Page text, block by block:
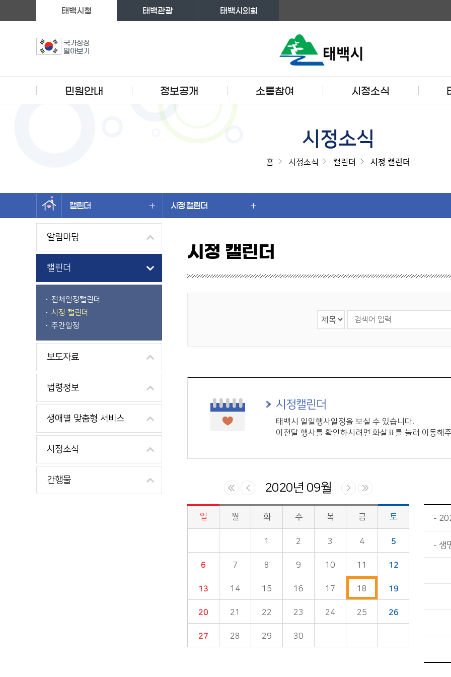
국가상징
알아보기
태백시청 태백관광 태백시의회
민원안내 정보공개 소통참여 시정소식
시정소식
홈 시정소식 캘린더 시정 캘린더
캘린더 시정 캘린더
왼쪽메뉴
알림마당
캘린더
전체일정캘린더
시정 캘린더
주간일정
보도자료
법령정보
생애별 맞춤형 서비스
시정소식
간행물
시정 캘린더
시정캘린더
태백시 일일행사일정을 보실 수 있습니다.
이전달 행사를 확인하시려면 화살표를 눌러 이동해
2020년 09월
시정소식>시정 캘린더 게시판의 (2020년 09월) 달력형태로 일정명, 일정내용을 제공합니다.
일 월 화 수 목 금 토
1 2 3 4 5
6 7 8 9 10 11 12
13 14 15 16 17 18 19
20 21 22 23 24 25 26
27 28 29 30
생